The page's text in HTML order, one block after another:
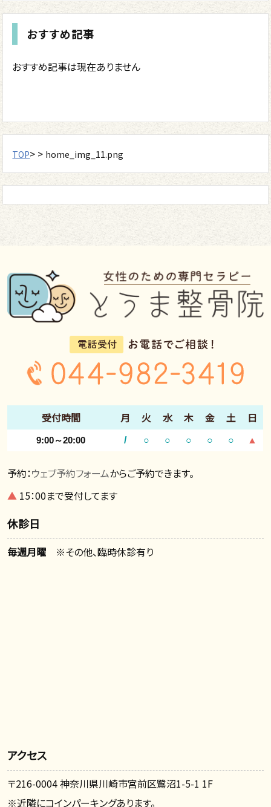
おすすめ記事
おすすめ記事は現在ありません
TOP> > home_img_11.png
受付時間 月 火 水 木 金 土 日
9:00～20:00 / ○ ○ ○ ○ ○ ▲
予約：ウェブ予約フォームからご予約できます。
▲ 15：00まで受付してます
休診日
毎週月曜 ※その他、臨時休診有り
アクセス
〒216-0004 神奈川県川崎市宮前区鷺沼1-5-1 1F
※近隣にコインパーキングあります。